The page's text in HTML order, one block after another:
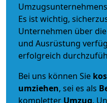
Es ist wichtig,
Unternehmen über
und Ausrüstung
erfolgreich
Bei uns können Sie
umziehen, sei es als
kompletter Umzug.